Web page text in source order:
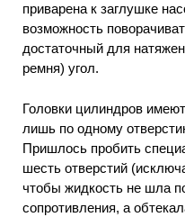
приварена к заглушке
возможность
достаточный для
ремня) угол.
Головки цилиндров
лишь по одному
Пришлось пробить
шесть отверстий
чтобы жидкость не шла
сопротивления, а